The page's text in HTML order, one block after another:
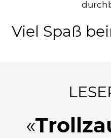
Viel Spaß
«